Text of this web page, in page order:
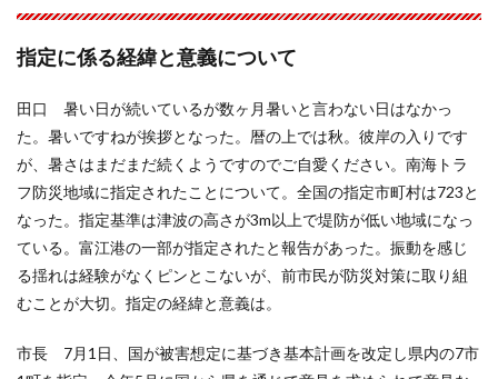
指定に係る経緯と意義について
田口 暑い日が続いているが数ヶ月暑いと言わない日はなかっ
た。暑いですねが挨拶となった。暦の上では秋。彼岸の入りです
が、暑さはまだまだ続くようですのでご自愛ください。南海トラ
フ防災地域に指定されたことについて。全国の指定市町村は723と
なった。指定基準は津波の高さが3m以上で堤防が低い地域になっ
ている。富江港の一部が指定されたと報告があった。振動を感じ
る揺れは経験がなくピンとこないが、前市民が防災対策に取り組
むことが大切。指定の経緯と意義は。
市長 7月1日、国が被害想定に基づき基本計画を改定し県内の7市